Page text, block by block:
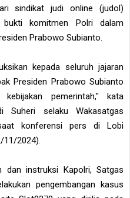
sindikat judi online (judol)
komitmen Polri dalam
Prabowo Subianto.
kepada seluruh jajaran
Presiden Prabowo Subianto
pemerintah," kata
Suheri selaku Wakasatgas
konferensi pers di Lobi
11/2024).
dan instruksi Kapolri, Satgas
pengembangan kasus